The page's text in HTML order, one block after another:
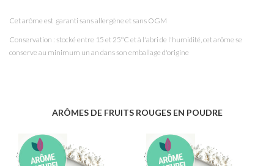
Cet arôme est garanti sans allergène et sans OGM
Conservation : stocké entre 15 et 25°C et à l'abri de l'humidité, cet arôme se
conserve au minimum un an dans son emballage d'origine
ARÔMES DE FRUITS ROUGES EN POUDRE